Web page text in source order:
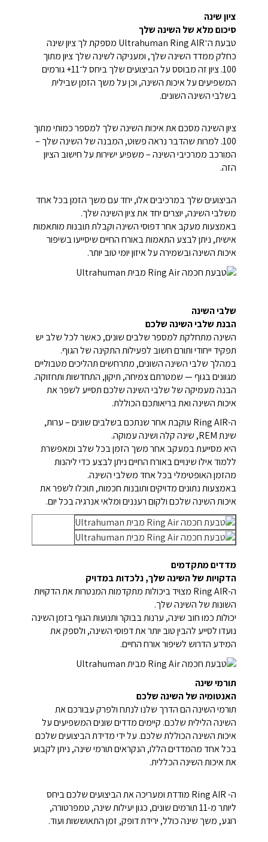
ציון שינה
סיכום מלא של השינה שלך
טבעת ה־Ultrahuman Ring AIR מספקת לך ציון שינה
כחלק ממדד השינה שלך, ומעניקה לשינה שלך ציון מתוך
100. ציון זה מבוסס על הביצועים שלך ביחס ל־11+ גורמים
המשפיעים על איכות השינה, וכן על משך הזמן שבילית
בשלבי השינה השונים.
ציון השינה מסכם את איכות השינה שלך למספר כמותי מתוך
100. למרות שהדבר נראה פשוט, המבנה של השינה שלך –
המורכב ממרכיבי השינה – משפיע ישירות על חישוב הציון
הזה.
הביצועים שלך במרכיבים אלו, יחד עם משך הזמן בכל אחד
משלבי השינה, יוצרים יחד את ציון השינה שלך.
באמצעות מעקב אחר דפוסי השינה וקבלת תובנות מותאמות
אישית, ניתן לבצע התאמות באורח החיים שיסייעו בשיפור
איכות השינה ובשמירה על איזון יומי טוב יותר.
שלבי השינה
הבנת שלבי השינה שלכם
השינה מתחלקת למספר שלבים שונים, כאשר לכל שלב יש
תפקיד ייחודי ותורם חשוב לפעילות התקינה של הגוף.
במהלך שלבי השינה השונים, מתרחשים תהליכים מטבוליים
מגוונים בגוף — שמטרתם צמיחה, תיקון, התחדשות ותחזוקה.
הבנה מעמיקה של שלבי השינה שלכם תסייע לשפר את
איכות השינה ואת בריאותכם הכוללת.
ה-Ring AIR עוקבת אחר שנתכם בשלבים שונים – ערות,
שינת REM, שינה קלה ושינה עמוקה.
היא מסייעת במעקב אחר משך הזמן בכל שלב ומאפשרת
ללמוד אילו שינויים באורח החיים ניתן לבצע כדי ליהנות
מהזמן האופטימלי בכל אחד משלבי השינה.
באמצעות נתונים מדויקים ותובנות חכמות, תוכלו לשפר את
איכות השינה שלכם ולקום רעננים ומלאי אנרגיה בכל יום.
מדדים מתקדמים
הדקויות של השינה שלך, נלכדות במדויק
ה-Ring AIR מצויד ביכולות מתקדמות המנטרות את הדקויות
השונות של השינה שלך.
יכולות כמו חוב שינה, ערנות בבוקר ותנועות הגוף בזמן השינה
נועדו לסייע להבין טוב יותר את דפוסי השינה, ולספק את
המידע הדרוש לשיפור אורח החיים.
תורמי שינה
האנטומיה של השינה שלכם
תורמי השינה הם הדרך שלנו לנתח ולפרק עבורכם את
השינה הלילית שלכם. קיימים מדדים שונים המשפיעים על
איכות השינה הכוללת שלכם. על ידי מדידת הביצועים שלכם
בכל אחד מהמדדים הללו, הנקראים תורמי שינה, ניתן לקבוע
את איכות השינה הכללית.
ה- Ring AIR מודדת ומעריכה את הביצועים שלכם ביחס
ליותר מ-11 תורמים שונים, כגון יעילות שינה, טמפרטורה,
רוגע, משך שינה כולל, ירידת דופק, זמן התאוששות ועוד.